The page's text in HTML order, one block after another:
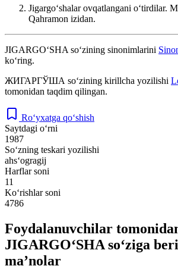
Jigargoʻshalar ovqatlangani oʻtirdilar.
Qahramon izidan.
JIGARGO‘SHA so‘zining sinonimlarini
ko‘ring.
ЖИГАРГЎША so‘zining kirillcha yozilishi
tomonidan taqdim qilingan.
Ro‘yxatga qo‘shish
Saytdagi o‘rni
1987
So‘zning teskari yozilishi
ahs‘ogragij
Harflar soni
11
Ko‘rishlar soni
4786
Foydalanuvchilar
JIGARGO‘SHA so‘ziga
ma’nolar